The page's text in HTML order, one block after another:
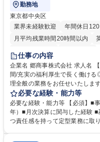
勤務地
東京都中央区
業界未経験歓迎
年間休日
月平均残業時間20時間以内
完全週休2日制
仕事の内容
企業名 郷商事株式会社 求人名 【東京/経理】年休126日/平均残業月10時
間/充実の福利厚生で長く働ける◎ 仕事の内容 創業71年続く当社にて
理全般の業務をお任せいたしま
等から開始し、将来的には業務
の統括管理等にも関わっていただきます。 ■月次決算
当 ■各種残高管理（在庫・債権
■外注先との連携・進捗管理補
必要な経験・能力等
必要な経験・能力等 【必須】■
年）■月次決算に関与した経験
つ責任感を持って定型業務に取り組める